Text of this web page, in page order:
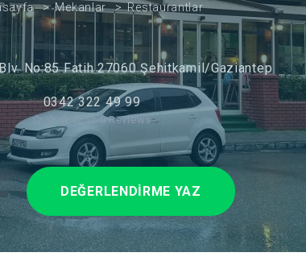
Mekanlar Restaurantlar
No:85 Fatih 27060 Şehitkamil/Gaziantep
0342 322 49 99
0 Reviews
DEĞERLENDIRME YAZ